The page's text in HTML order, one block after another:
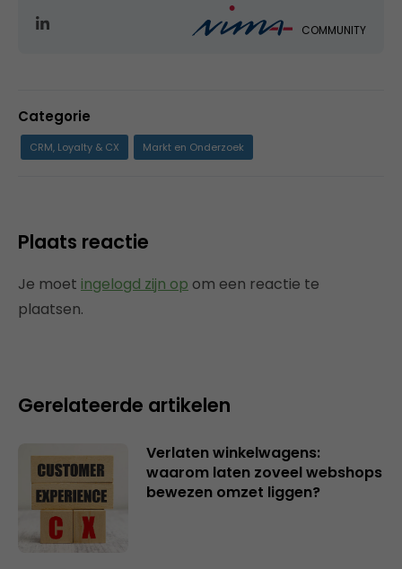
COMMUNITY
Categorie
CRM, Loyalty & CX Markt en Onderzoek
Plaats reactie
Je moet ingelogd zijn op om een reactie te
plaatsen.
Gerelateerde artikelen
Verlaten winkelwagens:
waarom laten zoveel webshops
bewezen omzet liggen?